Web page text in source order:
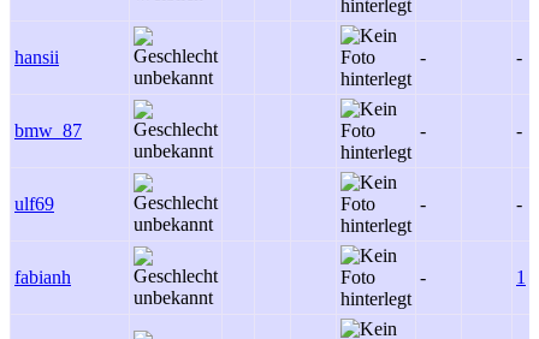
hansii - -
bmw_87 - -
ulf69 - -
fabianh - 1